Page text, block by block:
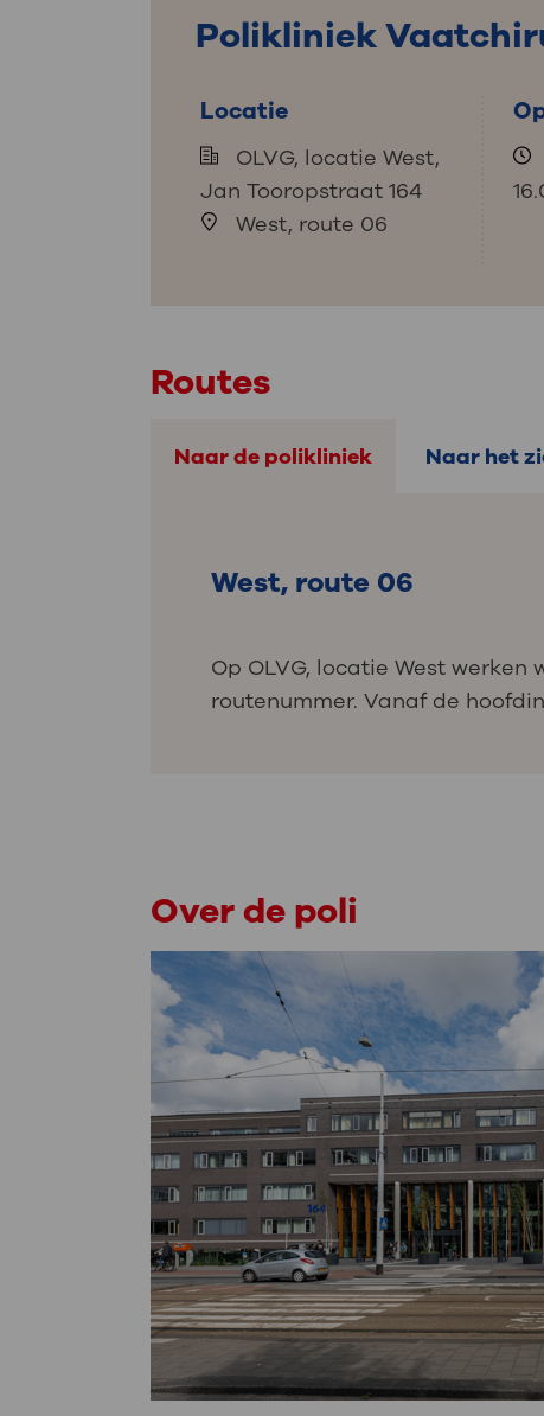
Uw
Contact
steeds verder uit, zodat u zelf meer
we u sneller helpen.
Direct naar MijnOLVG
Polikliniek
Locatie
OLVG, locatie West,
Jan Tooropstraat 164
West, route 06
Routes
Naar de polikliniek Naar het
West, route 06
Op OLVG, locatie West
routenummer. Vanaf de
Over de poli